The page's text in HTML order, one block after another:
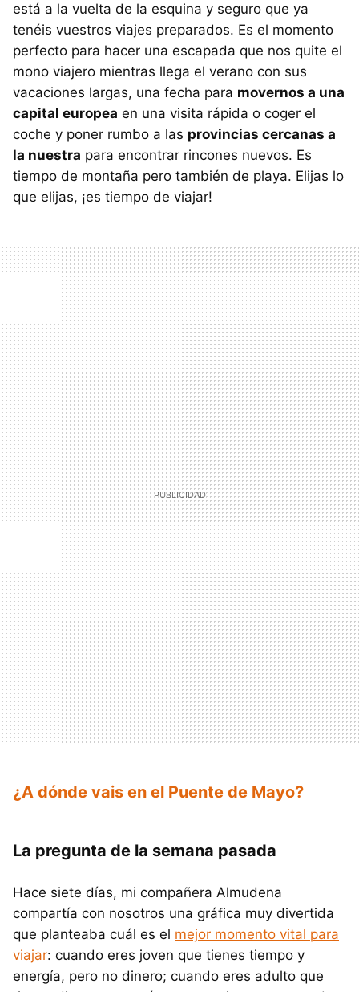
está a la vuelta de la esquina y seguro que ya
tenéis vuestros viajes preparados. Es el momento
perfecto para hacer una escapada que nos quite el
mono viajero mientras llega el verano con sus
vacaciones largas, una fecha para movernos a una
capital europea en una visita rápida o coger el
coche y poner rumbo a las provincias cercanas a
la nuestra para encontrar rincones nuevos. Es
tiempo de montaña pero también de playa. Elijas lo
que elijas, ¡es tiempo de viajar!
¿A dónde vais en el Puente de Mayo?
La pregunta de la semana pasada
Hace siete días, mi compañera Almudena
compartía con nosotros una gráfica muy divertida
que planteaba cuál es el mejor momento vital para
viajar: cuando eres joven que tienes tiempo y
energía, pero no dinero; cuando eres adulto que